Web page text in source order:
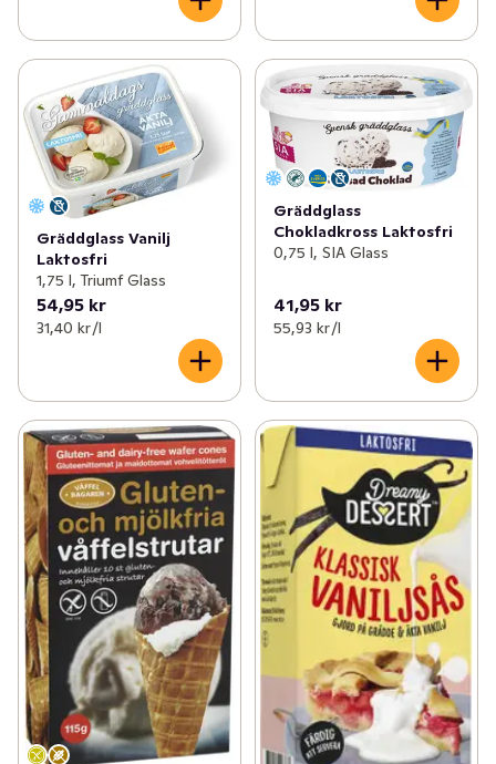
Gräddglass Vanilj
Laktosfri
1,75 l, Triumf Glass
54,95 kr
31,40 kr /l
Gräddglass
Chokladkross Laktosfri
0,75 l, SIA Glass
41,95 kr
55,93 kr /l